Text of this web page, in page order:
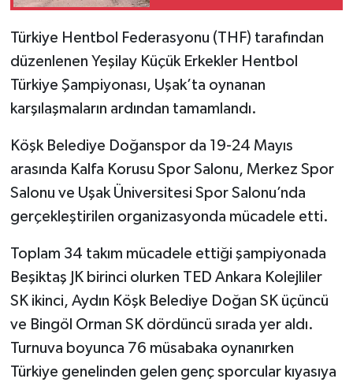
Türkiye Hentbol Federasyonu (THF) tarafından
düzenlenen Yeşilay Küçük Erkekler Hentbol
Türkiye Şampiyonası, Uşak’ta oynanan
karşılaşmaların ardından tamamlandı.
Köşk Belediye Doğanspor da 19-24 Mayıs
arasında Kalfa Korusu Spor Salonu, Merkez Spor
Salonu ve Uşak Üniversitesi Spor Salonu’nda
gerçekleştirilen organizasyonda mücadele etti.
Toplam 34 takım mücadele ettiği şampiyonada
Beşiktaş JK birinci olurken TED Ankara Kolejliler
SK ikinci, Aydın Köşk Belediye Doğan SK üçüncü
ve Bingöl Orman SK dördüncü sırada yer aldı.
Turnuva boyunca 76 müsabaka oynanırken
Türkiye genelinden gelen genç sporcular kıyasıya